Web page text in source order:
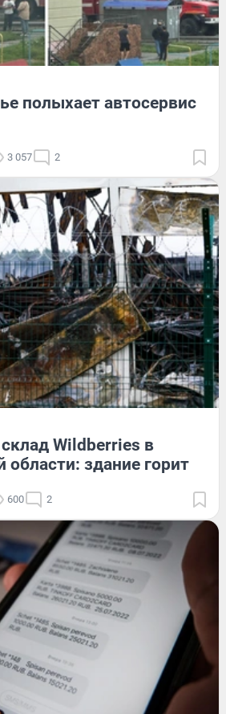
полыхает автосервис
3 057 2
Wildberries в
области: здание горит
600 2